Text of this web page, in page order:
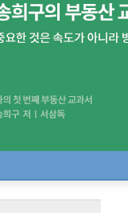
(Forster